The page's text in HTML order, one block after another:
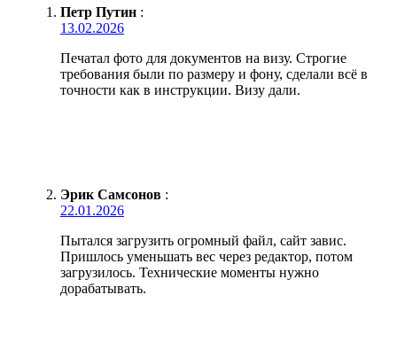
Петр Путин :
13.02.2026
Печатал фото для документов на визу. Строгие
требования были по размеру и фону, сделали всё в
точности как в инструкции. Визу дали.
Эрик Самсонов :
22.01.2026
Пытался загрузить огромный файл, сайт завис.
Пришлось уменьшать вес через редактор, потом
загрузилось. Технические моменты нужно
дорабатывать.